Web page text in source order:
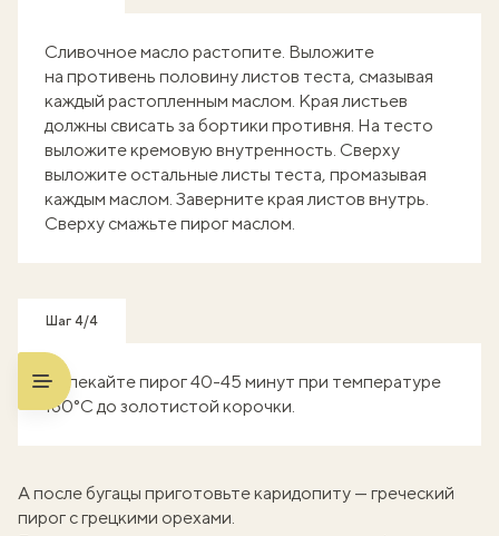
Сливочное масло растопите. Выложите
на противень половину листов теста, смазывая
каждый растопленным маслом. Края листьев
должны свисать за бортики противня. На тесто
выложите кремовую внутренность. Сверху
выложите остальные листы теста, промазывая
каждым маслом. Заверните края листов внутрь.
Сверху смажьте пирог маслом.
Шаг 4/4
Выпекайте пирог 40-45 минут при температуре
180°C до золотистой корочки.
А после бугацы приготовьте каридопиту — греческий
пирог с грецкими орехами.